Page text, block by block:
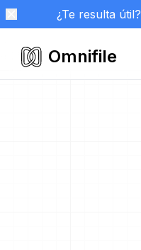
¿Te resulta útil?
Omnifile